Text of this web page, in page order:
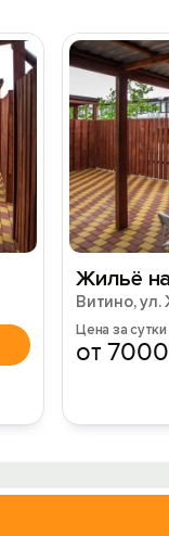
Жильё
Витино, ул.
Цена за сутки
от